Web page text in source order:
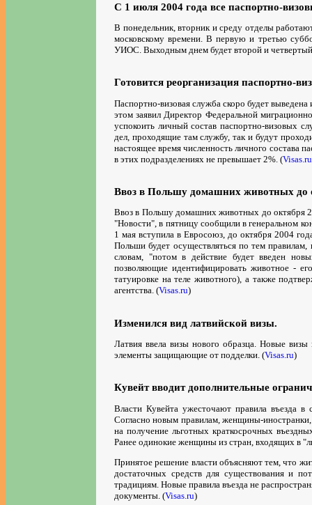
С 1 июля 2004 года все паспортно-
В понедельник, вторник и среду отделы
московскому времени. В первую и третью
УИОС. Выходным днем будет второй и
Готовится реорганизация паспортно-
Паспортно-визовая служба скоро будет
этом заявил Директор Федеральной
успокоить личный состав паспортно-визовых
дел, проходящие там службу, так и будут
настоящее время численность личного состава
в этих подразделениях не превышает 2%. (Visas.ru
Ввоз в Польшу домашних животных до
Ввоз в Польшу домашних животных до октября
"Новости", в пятницу сообщили в генеральном
1 мая вступила в Евросоюз, до октября 2004
Польши будет осуществляться по тем правилам,
словам, "потом в действие будет введен
позволяющие идентифицировать животное -
татуировке на теле животного), а также
агентства. (Visas.ru)
Изменился вид латвийской визы.
Латвия ввела визы нового образца. Новые
элементы защищающие от подделки. (Visas.ru)
Кувейт вводит дополнительные
Власти Кувейта ужесточают правила въезда
Согласно новым правилам, женщины-
на получение льготных краткосрочных
Ранее одинокие женщины из стран, входящих в
Принятое решение власти объясняют тем, что
достаточных средств для существования и
традициям. Новые правила въезда не
документы. (Visas.ru)